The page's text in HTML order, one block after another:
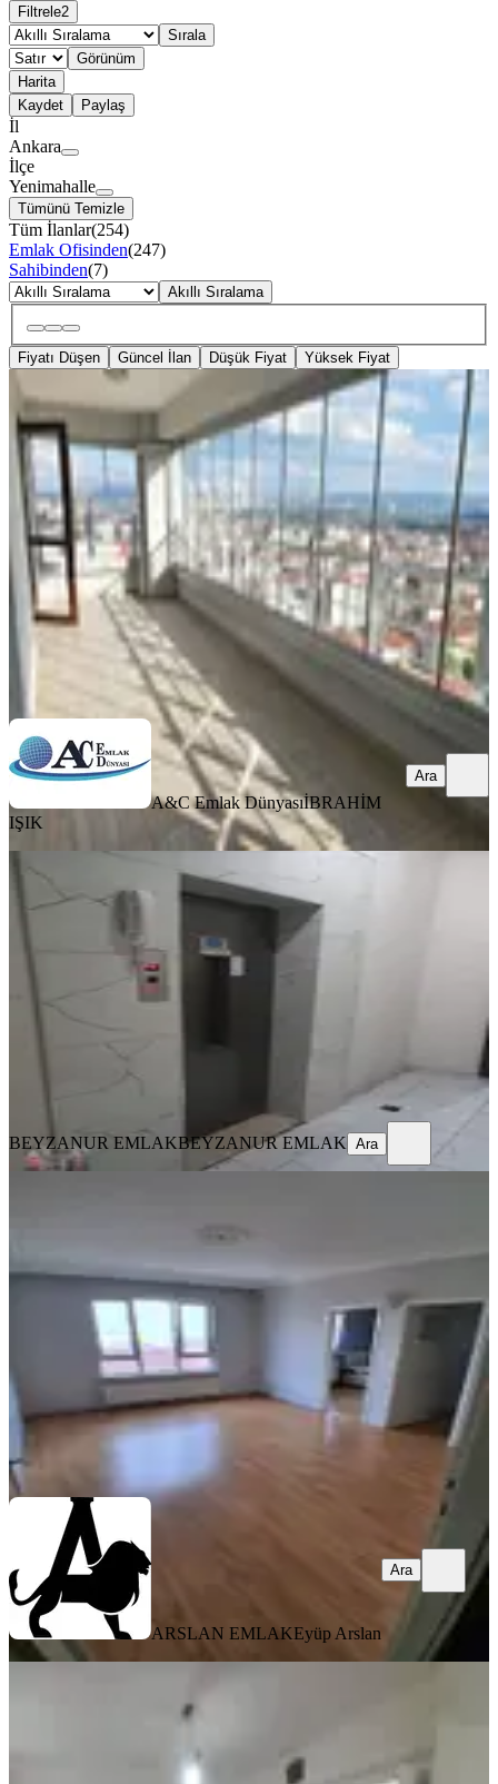
Filtrele2
Sırala
Görünüm
Harita
Kaydet
Paylaş
İl
Ankara
İlçe
Yenimahalle
Tümünü Temizle
Tüm İlanlar(254)
Emlak Ofisinden(247)
Sahibinden(7)
Akıllı Sıralama
Fiyatı Düşen Güncel İlan Düşük Fiyat Yüksek Fiyat
ÖNE ÇIKAN
Yeşilevlerde 4+1 Manzaralı Kiralık
Daire
Yenimahalle, Yeşilevler Mahallesi
4+1
210 m² ·12. Kat·30.05.2026
52.000 ₺
A&C Emlak DünyasıİBRAHİM IŞIK
A&C Emlak DünyasıİBRAHİM
IŞIK
Ara
Ankara Yenimahalle Kiralik Daire
Yenimahalle, Demetlale Mahallesi
3+1
125 m² ·
26.500 ₺
BEYZANUR EMLAKBEYZANUR EMLAK Ara
Yenimahalle, Ergenekon Mahallesi
3+1·120 m²·Kot 1·
23.000 ₺
ARSLAN EMLAKEyüp Arslan
Ara
ARSLAN EMLAKEyüp Arslan
Ara
Arslan Emlak'tan Güney Cephe
Bağımsız Salon 1.kat Kiralık Daire
Yenimahalle, Ergenekon Mahallesi